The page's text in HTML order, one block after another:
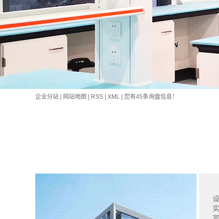
企业分站 网站地图 RSS XML 您有45条询盘信息！